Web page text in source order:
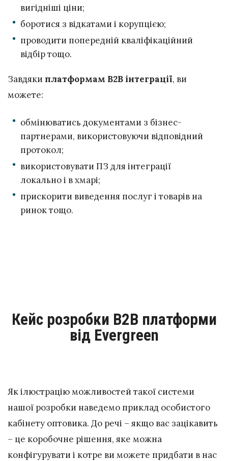
вигідніші ціни;
боротися з відкатами і корупцією;
проводити попередній кваліфікаційний
відбір тощо.
Завдяки платформам B2B інтеграції, ви
можете:
обмінюватись документами з бізнес-
партнерами, використовуючи відповідний
протокол;
використовувати ПЗ для інтеграції
локально і в хмарі;
прискорити виведення послуг і товарів на
ринок тощо.
Кейс розробки В2В платформи
від Evergreen
Як ілюстрацію можливостей такої системи
нашої розробки наведемо приклад особистого
кабінету оптовика. До речі – якщо вас зацікавить
– це коробочне рішення, яке можна
конфігурувати і котре ви можете придбати в нас